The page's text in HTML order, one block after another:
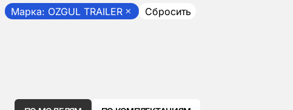
Марка: OZGUL TRAILER Сбросить